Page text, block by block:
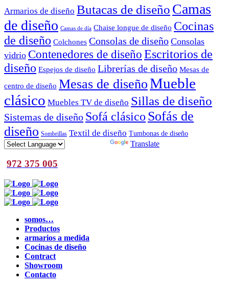
Armarios de diseño Butacas de diseño Camas
de diseño Camas de día Chaise longue de diseño Cocinas
de diseño Colchones Consolas de diseño Consolas
vidrio Contenedores de diseño Escritorios de
diseño Espejos de diseño Librerías de diseño Mesas de
centro de diseño Mesas de diseñoMueble
clásico Muebles TV de diseño Sillas de diseño
Sistemas de diseño Sofá clásico Sofás de
diseño Sombrillas Textil de diseño Tumbonas de diseño
Translate
972 375 005
somos…
Productos
armarios a medida
Cocinas de diseño
Contract
Showroom
Contacto